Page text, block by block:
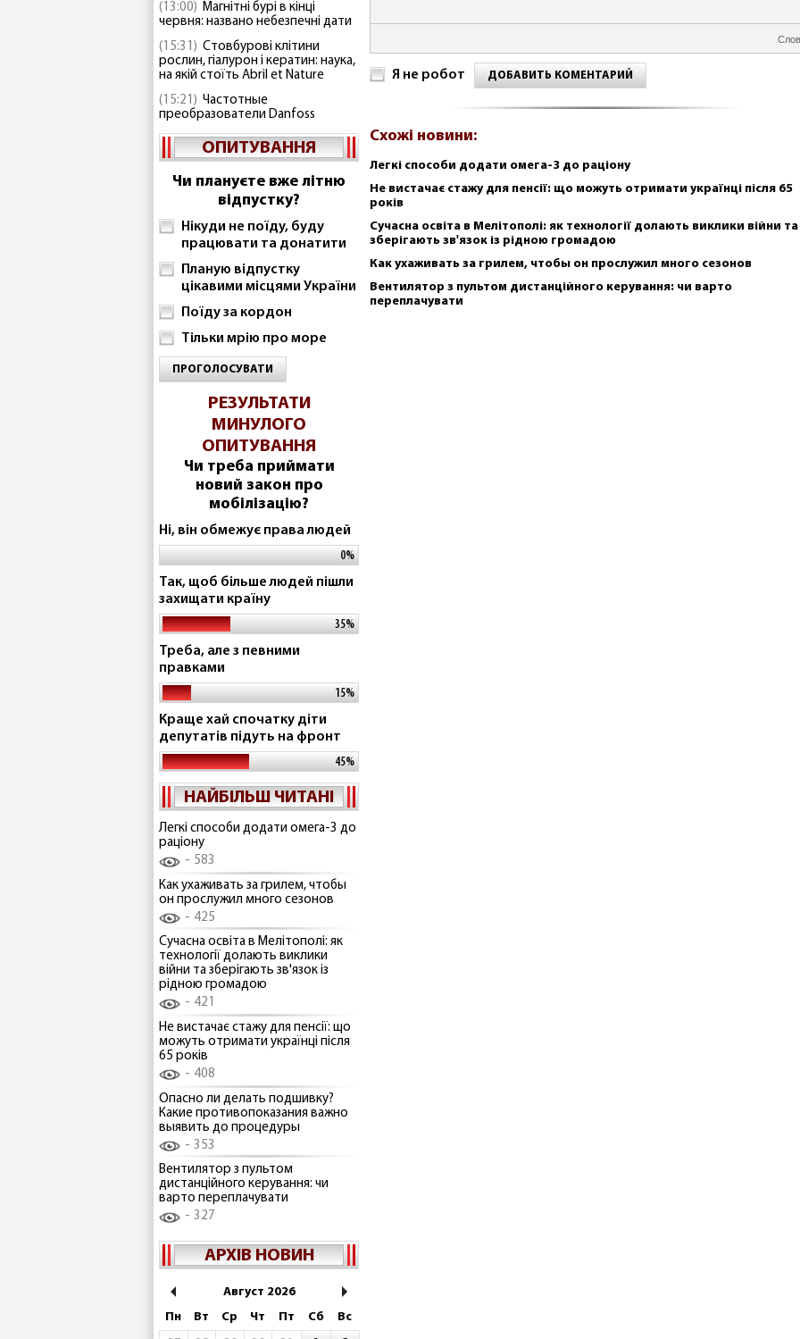
(13:00) Магнітні бурі в кінці
червня: названо небезпечні дати
(15:31) Стовбурові клітини
рослин, гіалурон і кератин: наука,
на якій стоїть Abril et Nature
(15:21) Частотные
преобразователи Danfoss
ОПИТУВАННЯ
Чи плануєте вже літню
відпустку?
Нікуди не поїду, буду
працювати та донатити
Планую відпустку
цікавими місцями України
Поїду за кордон
Тільки мрію про море
ПРОГОЛОСУВАТИ
РЕЗУЛЬТАТИ
МИНУЛОГО
ОПИТУВАННЯ
Чи треба приймати
новий закон про
мобілізацію?
Ні, він обмежує права людей
0%
Так, щоб більше людей пішли
захищати країну
35%
Треба, але з певними
правками
15%
Краще хай спочатку діти
депутатів підуть на фронт
45%
НАЙБІЛЬШ ЧИТАНІ
Легкі способи додати омега-3 до
раціону
583
Как ухаживать за грилем, чтобы
он прослужил много сезонов
425
Сучасна освіта в Мелітополі: як
технології долають виклики
війни та зберігають зв'язок із
рідною громадою
421
Не вистачає стажу для пенсії: що
можуть отримати українці після
65 років
408
Опасно ли делать подшивку?
Какие противопоказания важно
выявить до процедуры
353
Вентилятор з пультом
дистанційного керування: чи
варто переплачувати
327
АРХІВ НОВИН
Август 2026
Пн
Вт Ср Чт Пт Сб
Вс
Я не робот ДОБАВИТЬ КОМЕНТАРИЙ
Схожі новини:
Легкі способи додати омега-3 до раціону
Не вистачає стажу для пенсії: що можуть отримати українці після 65
років
Сучасна освіта в Мелітополі: як технології долають виклики війни та
зберігають зв'язок із рідною громадою
Как ухаживать за грилем, чтобы он прослужил много сезонов
Вентилятор з пультом дистанційного керування: чи варто
переплачувати